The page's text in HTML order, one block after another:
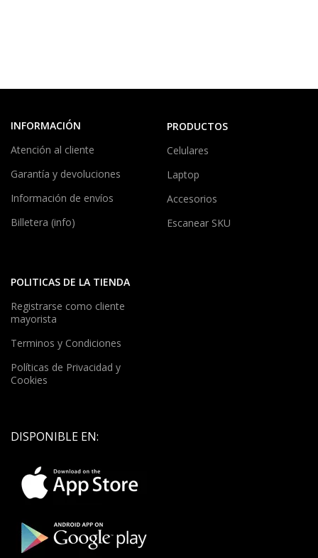
INFORMACIÓN
Atención al cliente
Garantía y devoluciones
Información de envíos
Billetera (info)
PRODUCTOS
Celulares
Laptop
Accesorios
Escanear SKU
POLITICAS DE LA TIENDA
Registrarse como cliente
mayorista
Terminos y Condiciones
Políticas de Privacidad y
Cookies
DISPONIBLE EN: